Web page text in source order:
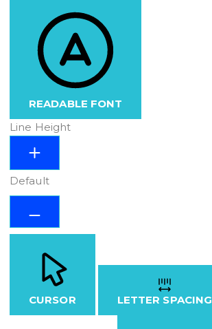
READABLE FONT
Line Height
Default
CURSOR LETTER SPACING